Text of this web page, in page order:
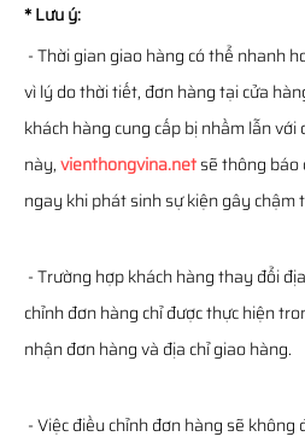
* Lưu ý:
- Thời gian giao hàng có thể nhanh
vì lý do thời tiết, đơn hàng tại cửa
khách hàng cung cấp bị nhầm lẫn với
này,vienthongvina.netsẽ thông báo
ngay khi phát sinh sự kiện gây chậm
- Trường hợp khách hàng thay đổi
chỉnh đơn hàng chỉ được thực hiện
nhận đơn hàng và địa chỉ giao hàng.
- Việc điều chỉnh đơn hàng sẽ không